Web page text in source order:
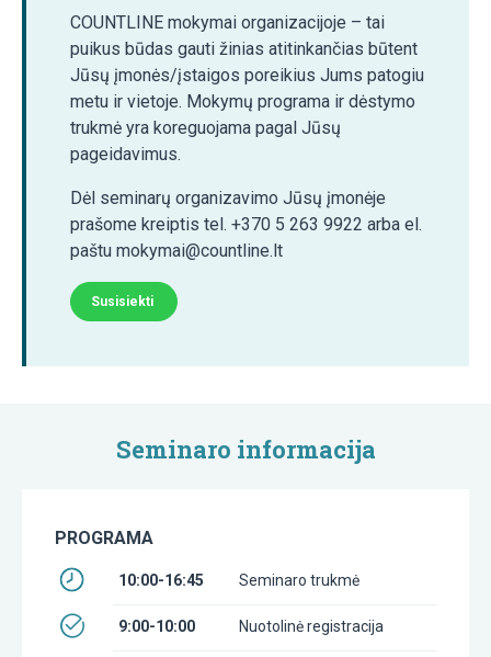
COUNTLINE mokymai organizacijoje – tai
puikus būdas gauti žinias atitinkančias būtent
Jūsų įmonės/įstaigos poreikius Jums patogiu
metu ir vietoje. Mokymų programa ir dėstymo
trukmė yra koreguojama pagal Jūsų
pageidavimus.
Dėl seminarų organizavimo Jūsų įmonėje
prašome kreiptis tel. +370 5 263 9922 arba el.
paštu mokymai@countline.lt
Susisiekti
Seminaro informacija
PROGRAMA
10:00-16:45 Seminaro trukmė
9:00-10:00 Nuotolinė registracija